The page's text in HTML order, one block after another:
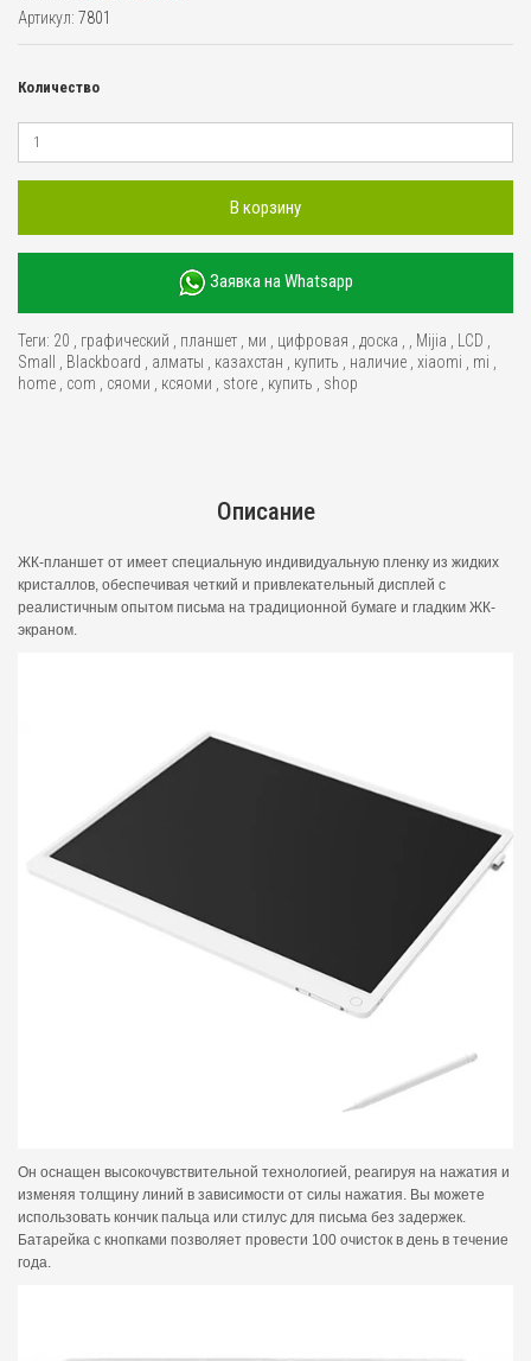
Артикул: 7801
Количество
В корзину
Заявка на Whatsapp
Теги: 20 графический планшет ми цифровая доска Mijia LCD
Small
Blackboard алматы казахстан купить наличие xiaomi mi
home
com сяоми ксяоми store купить shop
Описание
ЖК-планшет от имеет специальную индивидуальную пленку из жидких
кристаллов, обеспечивая четкий и привлекательный дисплей с
реалистичным опытом письма на традиционной бумаге и гладким ЖК-
экраном.
Он оснащен высокочувствительной технологией, реагируя на нажатия и
изменяя толщину линий в зависимости от силы нажатия. Вы можете
использовать кончик пальца или стилус для письма без задержек.
Батарейка с кнопками позволяет провести 100 очисток в день в течение
года.